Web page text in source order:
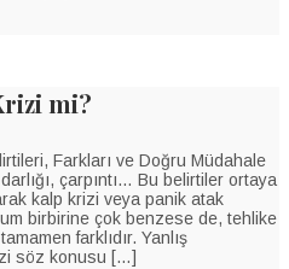
mi?
Farkları ve Doğru Müdahale
çarpıntı… Bu belirtiler ortaya
kalp krizi veya panik atak
birbirine çok benzese de, tehlike
farklıdır. Yanlış
söz konusu […]